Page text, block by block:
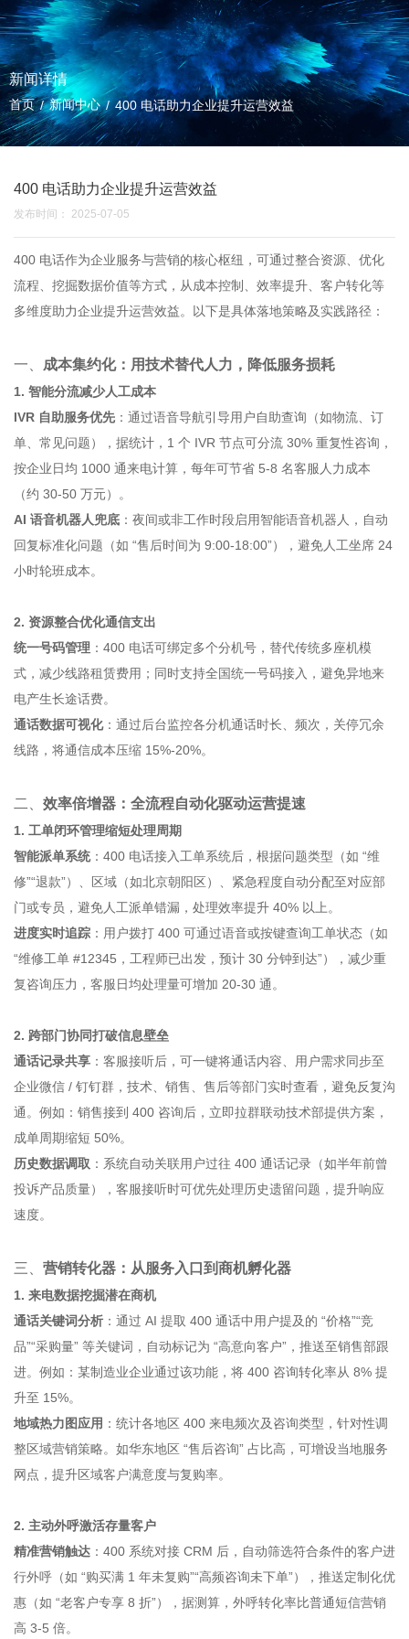
新闻详情
首页/新闻中心 /400 电话助力企业提升运营效益
400 电话助力企业提升运营效益
发布时间： 2025-07-05
400 电话作为企业服务与营销的核心枢纽，可通过整合资源、优化
流程、挖掘数据价值等方式，从成本控制、效率提升、客户转化等
多维度助力企业提升运营效益。以下是具体落地策略及实践路径：
一、 成本集约化：用技术替代人力，降低服务损耗
1. 智能分流减少人工成本
IVR 自助服务优先 ：通过语音导航引导用户自助查询（如物流、订
单、常见问题），据统计，1 个 IVR 节点可分流 30% 重复性咨询，
按企业日均 1000 通来电计算，每年可节省 5-8 名客服人力成本
（约 30-50 万元）。
AI 语音机器人兜底 ：夜间或非工作时段启用智能语音机器人，自动
回复标准化问题（如 “售后时间为 9:00-18:00”），避免人工坐席 24
小时轮班成本。
2. 资源整合优化通信支出
统一号码管理 ：400 电话可绑定多个分机号，替代传统多座机模
式，减少线路租赁费用；同时支持全国统一号码接入，避免异地来
电产生长途话费。
通话数据可视化：通过后台监控各分机通话时长、频次，关停冗余
线路，将通信成本压缩 15%-20%。
二、 效率倍增器：全流程自动化驱动运营提速
1. 工单闭环管理缩短处理周期
智能派单系统：400 电话接入工单系统后，根据问题类型（如 “维
修”“退款”）、区域（如北京朝阳区）、紧急程度自动分配至对应部
门或专员，避免人工派单错漏，处理效率提升 40% 以上。
进度实时追踪 ：用户拨打 400 可通过语音或按键查询工单状态（如
“维修工单 #12345，工程师已出发，预计 30 分钟到达”），减少重
复咨询压力，客服日均处理量可增加 20-30 通。
2. 跨部门协同打破信息壁垒
通话记录共享 ：客服接听后，可一键将通话内容、用户需求同步至
企业微信 / 钉钉群，技术、销售、售后等部门实时查看，避免反复沟
通。例如：销售接到 400 咨询后，立即拉群联动技术部提供方案，
成单周期缩短 50%。
历史数据调取 ：系统自动关联用户过往 400 通话记录（如半年前曾
投诉产品质量），客服接听时可优先处理历史遗留问题，提升响应
速度。
三、 营销转化器：从服务入口到商机孵化器
1. 来电数据挖掘潜在商机
通话关键词分析 ：通过 AI 提取 400 通话中用户提及的 “价格”“竞
品”“采购量” 等关键词，自动标记为 “高意向客户”，推送至销售部跟
进。例如：某制造业企业通过该功能，将 400 咨询转化率从 8% 提
升至 15%。
地域热力图应用 ：统计各地区 400 来电频次及咨询类型，针对性调
整区域营销策略。如华东地区 “售后咨询” 占比高，可增设当地服务
网点，提升区域客户满意度与复购率。
2. 主动外呼激活存量客户
精准营销触达 ：400 系统对接 CRM 后，自动筛选符合条件的客户进
行外呼（如 “购买满 1 年未复购”“高频咨询未下单”），推送定制化优
惠（如 “老客户专享 8 折”），据测算，外呼转化率比普通短信营销
高 3-5 倍。